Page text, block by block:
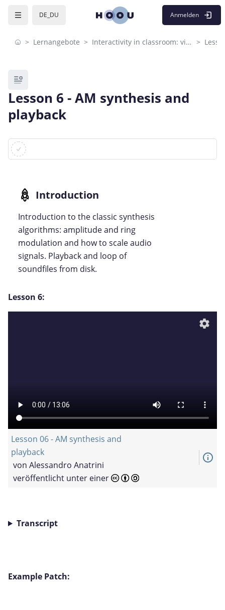
Skip to sidebar navigation menu
Skip to mobile navigation menu
DE_DU Anmelden
Lernangebote Interactivity in classroom: visual programming
Blöcke
Lesson 6 - AM synthesis and
playback
Blöcke
Abschlussbedingungen
Introduction to the classic synthesis
algorithms: amplitude and ring
modulation and how to scale audio
signals. Playback and loop of
soundfiles from disk.
Lesson 6:
settings
Lesson 06 - AM synthesis and
playback
von Alessandro Anatrini
veröffentlicht unter einer
info_outline
Transcript
Example Patch: